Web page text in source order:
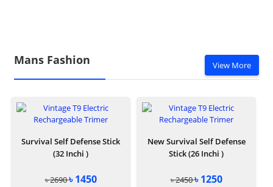
Mans Fashion View More
Survival Self Defense Stick
(32 Inchi )
৳ 2690৳ 1450
New Survival Self Defense
Stick (26 Inchi )
৳ 2450৳ 1250